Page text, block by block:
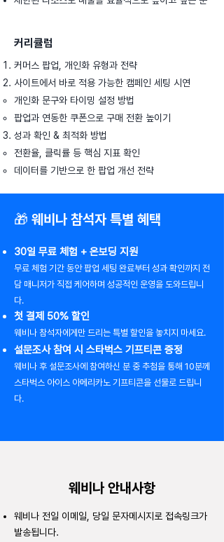
커리큘럼
커머스 팝업, 개인화 유형과 전략
사이트에서 바로 적용 가능한 캠페인 세팅 시연
개인화 문구와 타이밍 설정 방법
팝업과 연동한 쿠폰으로 구매 전환 높이기
성과 확인 & 최적화 방법
전환율, 클릭률 등 핵심 지표 확인
데이터를 기반으로 한 팝업 개선 전략
🎁 ​웨비나 참석자 특별 혜택
30일 무료 체험 + 온보딩 지원
무료 체험 기간 동안 팝업 세팅 완료부터 성과 확인까지 전
담 매니저가 직접 케어하며 성공적인 운영을 도와드립니
다.
첫 결제 50% 할인
웨비나 참석자에게만 드리는 특별 할인을 놓치지 마세요.
설문조사 참여 시 스타벅스 기프티콘 증정
웨비나 후 설문조사에 참여하신 분 중 추첨을 통해 10분께
스타벅스 아이스 아메리카노 기프티콘을 선물로 드립니
다.
웨비나 안내사항
웨비나 전일 이메일, 당일 문자메시지로 접속링크가
발송됩니다.